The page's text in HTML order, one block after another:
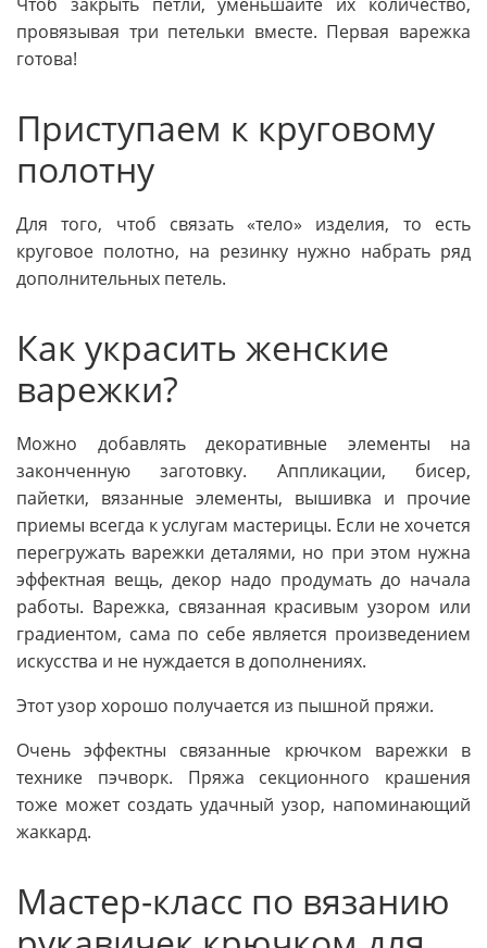
провязывая три петельки вместе. Первая варежка
готова!
Приступаем к круговому
полотну
Для того, чтоб связать «тело» изделия, то есть
круговое полотно, на резинку нужно набрать ряд
дополнительных петель.
Как украсить женские
варежки?
Можно добавлять декоративные элементы на
законченную заготовку. Аппликации, бисер,
пайетки, вязанные элементы, вышивка и прочие
приемы всегда к услугам мастерицы. Если не хочется
перегружать варежки деталями, но при этом нужна
эффектная вещь, декор надо продумать до начала
работы. Варежка, связанная красивым узором или
градиентом, сама по себе является произведением
искусства и не нуждается в дополнениях.
Этот узор хорошо получается из пышной пряжи.
Очень эффектны связанные крючком варежки в
технике пэчворк. Пряжа секционного крашения
тоже может создать удачный узор, напоминающий
жаккард.
Мастер-класс по вязанию